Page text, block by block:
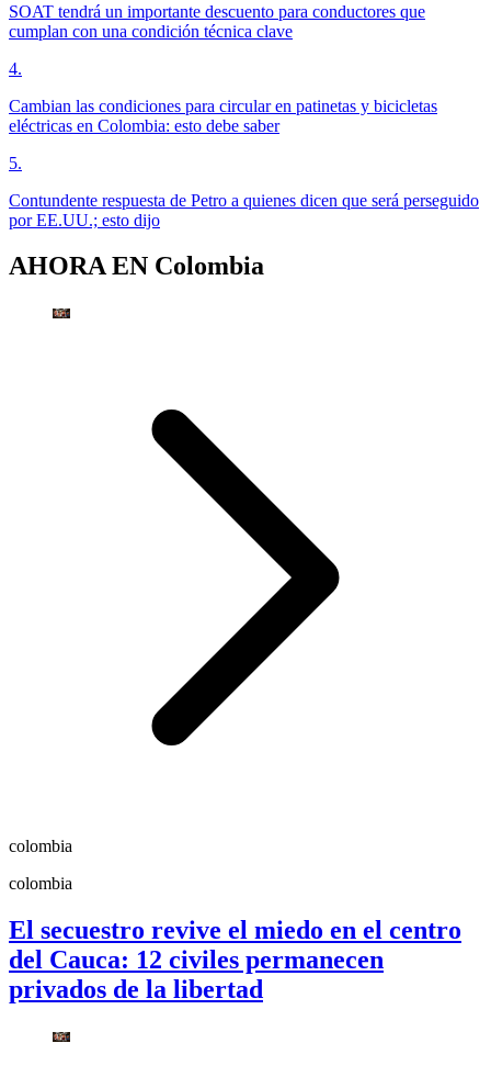
SOAT tendrá un importante descuento para conductores que
cumplan con una condición técnica clave
4.
Cambian las condiciones para circular en patinetas y bicicletas
eléctricas en Colombia: esto debe saber
5.
Contundente respuesta de Petro a quienes dicen que será perseguido
por EE.UU.; esto dijo
AHORA EN Colombia
colombia
colombia
El secuestro revive el miedo en el centro
del Cauca: 12 civiles permanecen
privados de la libertad